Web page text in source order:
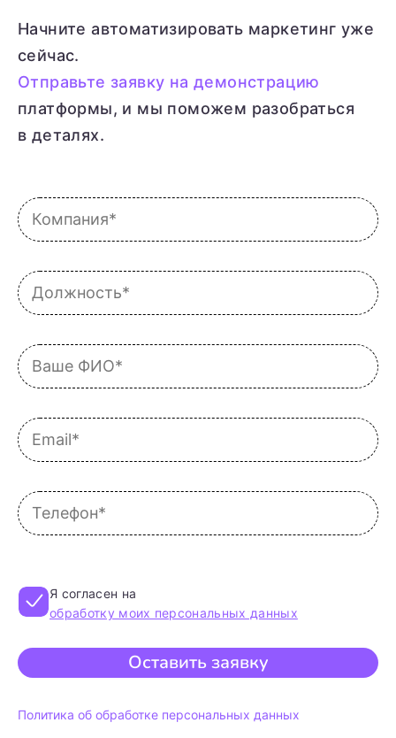
Начните автоматизировать маркетинг уже
сейчас.
Отправьте заявку на демонстрацию
платформы, и мы поможем разобраться
в деталях.
Я согласен на
обработку моих персональных данных
Оставить заявку
Политика об обработке персональных данных